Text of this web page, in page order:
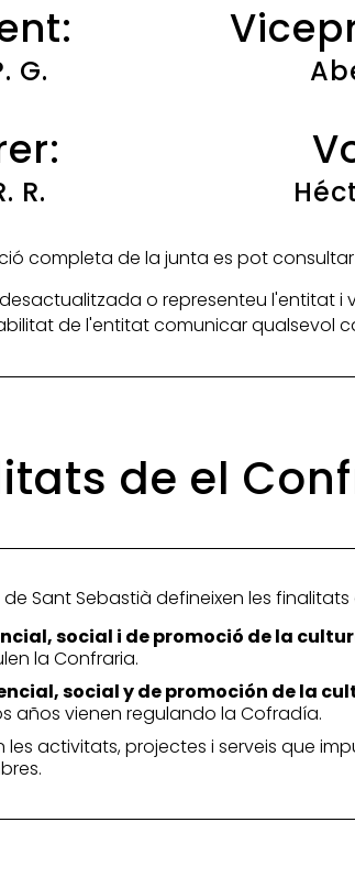
G.
R.
completa de la junta es pot
o representeu l'entitat
de l'entitat comunicar qualsevol
de el
Sant Sebastià defineixen les
social i de promoció de la
la Confraria.
social y de promoción de la
años vienen regulando la Cofradía.
activitats, projectes i serveis que